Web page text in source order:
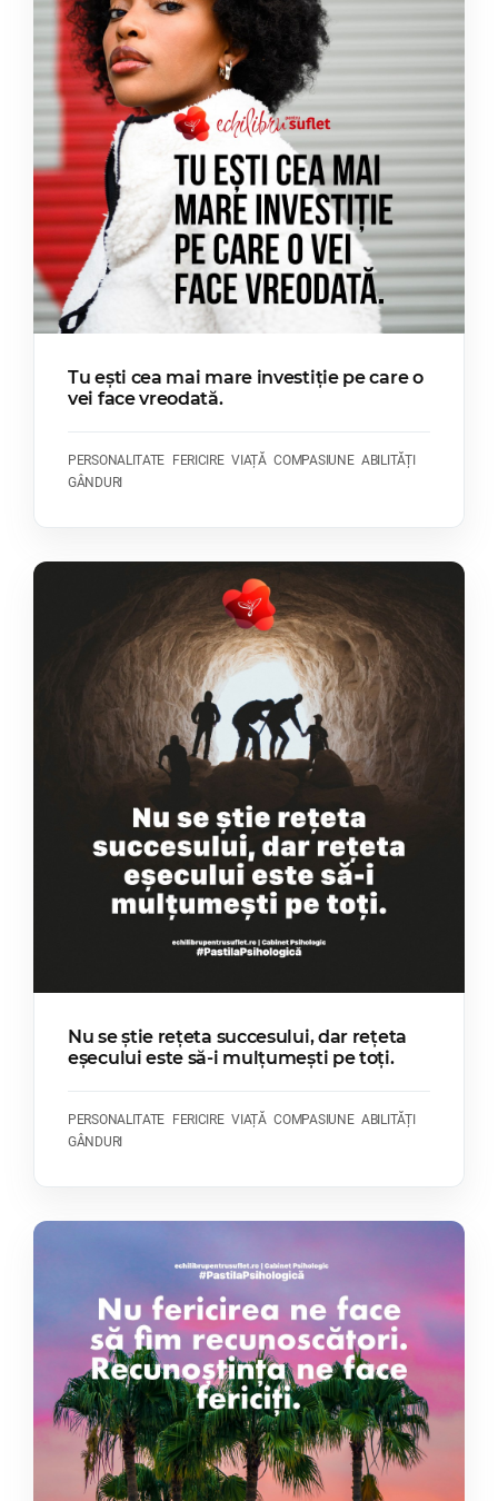
Tu ești cea mai mare investiție pe care o
vei face vreodată.
PERSONALITATE FERICIRE VIAȚĂ COMPASIUNE ABILITĂȚI
GÂNDURI
Nu se știe rețeta succesului, dar rețeta
eșecului este să-i mulțumești pe toți.
PERSONALITATE FERICIRE VIAȚĂ COMPASIUNE ABILITĂȚI
GÂNDURI